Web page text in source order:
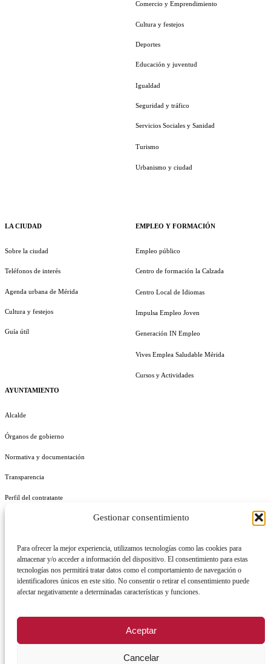
Gestionar consentimiento
Para ofrecer la mejor experiencia, utilizamos tecnologías como las cookies para
almacenar y/o acceder a información del dispositivo. El consentimiento para estas
tecnologías nos permitirá tratar datos como el comportamiento de navegación o
identificadores únicos en este sitio. No consentir o retirar el consentimiento puede
afectar negativamente a determinadas características y funciones.
Aceptar
Cancelar
LA CIUDAD
Sobre la ciudad
Teléfonos de interés
Agenda urbana de Mérida
Cultura y festejos
Guía útil
AYUNTAMIENTO
Alcalde
Órganos de gobierno
Normativa y documentación
Transparencia
Perfil del contratante
Comercio y Emprendimiento
Cultura y festejos
Deportes
Educación y juventud
Igualdad
Seguridad y tráfico
Servicios Sociales y Sanidad
Turismo
Urbanismo y ciudad
EMPLEO Y FORMACIÓN
Empleo público
Centro de formación la Calzada
Centro Local de Idiomas
Impulsa Empleo Joven
Generación IN Empleo
Vives Emplea Saludable Mérida
Cursos y Actividades
REGISTRO DE ACTIVIDADES DE TRATAMIENTO